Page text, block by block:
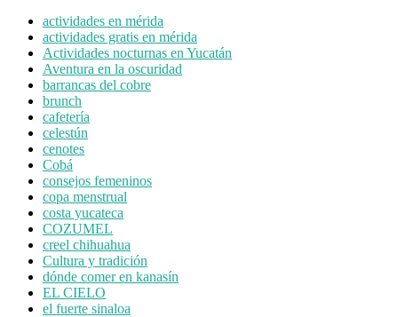
actividades en mérida
actividades gratis en mérida
Actividades nocturnas en Yucatán
Aventura en la oscuridad
barrancas del cobre
brunch
cafetería
celestún
cenotes
Cobá
consejos femeninos
copa menstrual
costa yucateca
COZUMEL
creel chihuahua
Cultura y tradición
dónde comer en kanasín
EL CIELO
el fuerte sinaloa